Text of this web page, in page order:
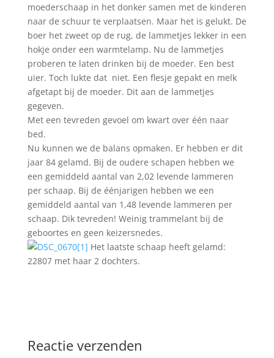
moederschaap in het donker samen met de kinderen
naar de schuur te verplaatsen. Maar het is gelukt. De
boer het zweet op de rug, de lammetjes lekker in een
hokje onder een warmtelamp. Nu de lammetjes
proberen te laten drinken bij de moeder. Een best
uier. Toch lukte dat niet. Een flesje gepakt en melk
afgetapt bij de moeder. Dit aan de lammetjes
gegeven.
Met een tevreden gevoel om kwart over één naar
bed.
Nu kunnen we de balans opmaken. Er hebben er dit
jaar 84 gelamd. Bij de oudere schapen hebben we
een gemiddeld aantal van 2,02 levende lammeren
per schaap. Bij de éénjarigen hebben we een
gemiddeld aantal van 1,48 levende lammeren per
schaap. Dik tevreden! Weinig trammelant bij de
geboortes en geen keizersnedes.
Het laatste schaap heeft gelamd:
22807 met haar 2 dochters.
Reactie verzenden